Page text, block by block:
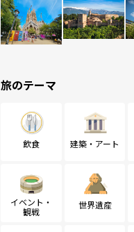
旅のテーマ
飲食 建築・アート
イベント・
観戦
世界遺産